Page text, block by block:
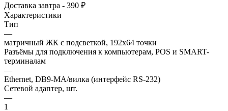
Доставка завтра - 390 ₽
Характеристики
Тип
—
матричный ЖК с подсветкой, 192х64 точки
Разъёмы для подключения к компьютерам, POS и SMART-
терминалам
—
Ethernet, DB9-MА/вилка (интерфейс RS-232)
Сетевой адаптер, шт.
—
1